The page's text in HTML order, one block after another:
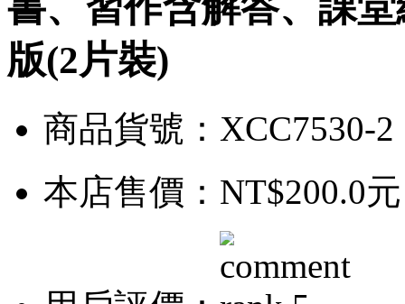
版(2片裝)
商品貨號：XCC7530-2
本店售價： NT$200.0元